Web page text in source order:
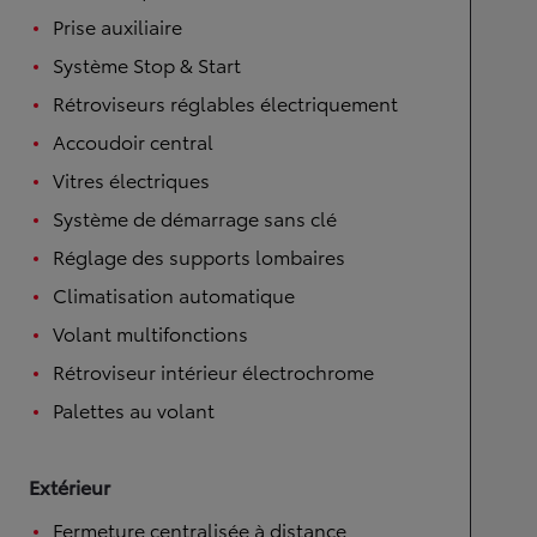
Prise auxiliaire
Système Stop & Start
Rétroviseurs réglables électriquement
Accoudoir central
Vitres électriques
Système de démarrage sans clé
Réglage des supports lombaires
Climatisation automatique
Volant multifonctions
Rétroviseur intérieur électrochrome
Palettes au volant
Extérieur
Fermeture centralisée à distance